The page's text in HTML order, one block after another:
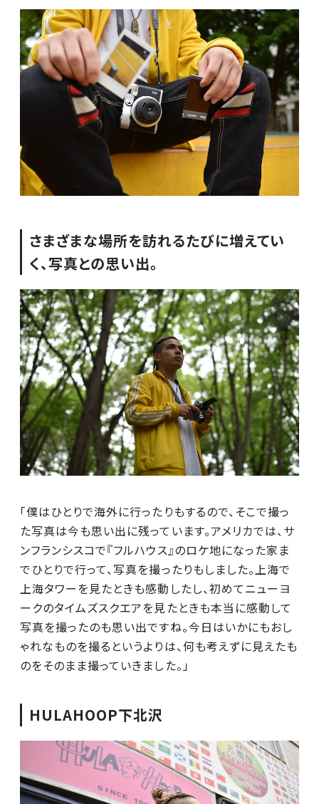
さまざまな場所を訪れるたびに増えてい
く、写真との思い出。
「僕はひとりで海外に行ったりもするので、そこで撮っ
た写真は今も思い出に残っています。アメリカでは、サ
ンフランシスコで『フルハウス』のロケ地になった家ま
でひとりで行って、写真を撮ったりもしました。上海で
上海タワーを見たときも感動したし、初めてニューヨ
ークのタイムズスクエアを見たときも本当に感動して
写真を撮ったのも思い出ですね。今日はいかにもおし
ゃれなものを撮るというよりは、何も考えずに見えたも
のをそのまま撮っていきました。」
HULAHOOP下北沢